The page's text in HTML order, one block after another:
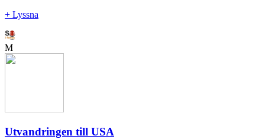
+ Lyssna
M
Utvandringen till USA